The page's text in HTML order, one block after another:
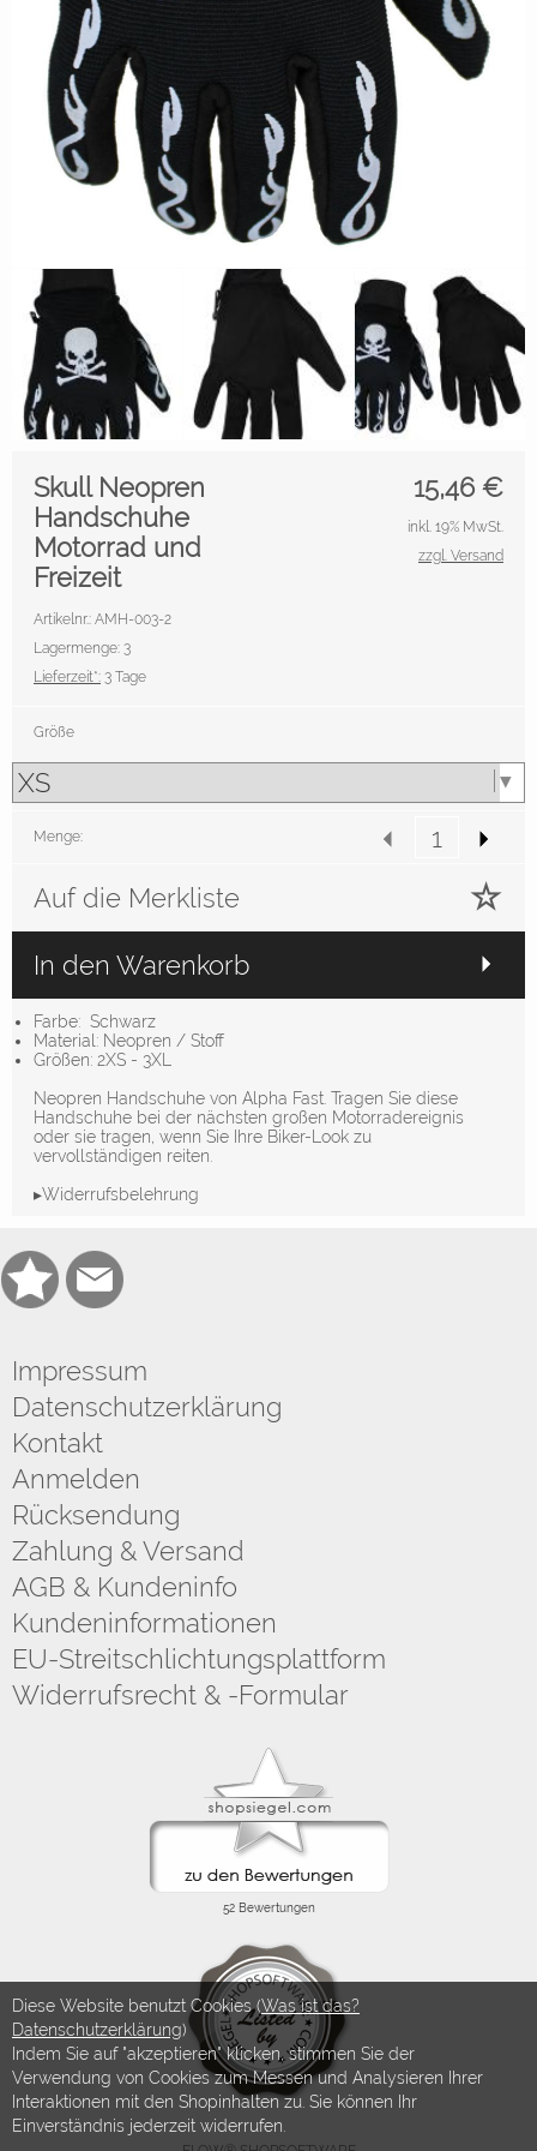
15,46 €
Skull Neopren
Handschuhe
Motorrad und
Freizeit
Artikelnr.: AMH-003-2
Lagermenge: 3
Lieferzeit*: 3 Tage
inkl. 19% MwSt.
zzgl. Versand
Größe
Menge:
Auf die Merkliste
In den Warenkorb
Farbe: Schwarz
Material: Neopren / Stoff
Größen: 2XS - 3XL
Neopren Handschuhe von Alpha Fast. Tragen Sie diese
Handschuhe bei der nächsten großen Motorradereignis
oder sie tragen, wenn Sie Ihre Biker-Look zu
vervollständigen reiten.
▸Widerrufsbelehrung
Impressum
Datenschutzerklärung
Kontakt
Anmelden
Rücksendung
Zahlung & Versand
AGB & Kundeninfo
Kundeninformationen
EU-Streitschlichtungsplattform
Widerrufsrecht & -Formular
Diese Website benutzt Cookies (Was ist das?
Datenschutzerklärung)
Indem Sie auf "akzeptieren" klicken, stimmen Sie der
Verwendung von Cookies zum Messen und Analysieren Ihrer
Interaktionen mit den Shopinhalten zu. Sie können Ihr
Einverständnis jederzeit widerrufen.